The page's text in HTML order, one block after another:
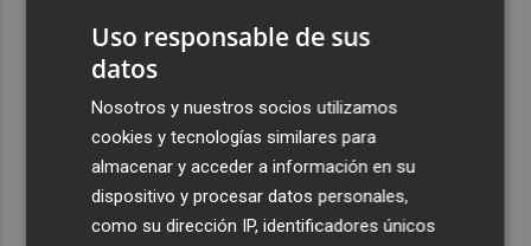
Uso responsable de sus
datos
Nosotros y nuestros socios utilizamos
cookies y tecnologías similares para
almacenar y acceder a información en su
dispositivo y procesar datos personales,
como su dirección IP, identificadores únicos